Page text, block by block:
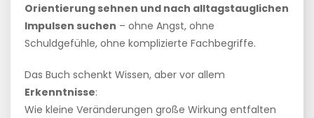
Orientierung sehnen und nach alltagstauglichen
Impulsen suchen – ohne Angst, ohne
Schuldgefühle, ohne komplizierte Fachbegriffe.
Das Buch schenkt Wissen, aber vor allem
Erkenntnisse:
Wie kleine Veränderungen große Wirkung entfalten